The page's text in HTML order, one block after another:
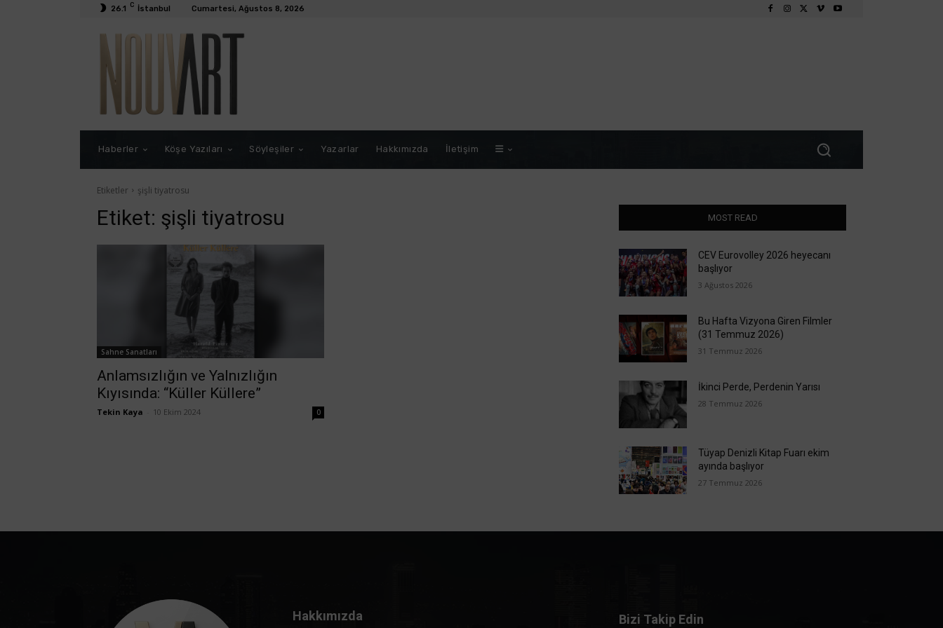
26.1 C İstanbul Cumartesi, Ağustos 8, 2026
Haberler Köşe Yazıları Söyleşiler Yazarlar Hakkımızda İletişim
Etiketler şişli tiyatrosu
Etiket: şişli tiyatrosu
Sahne Sanatları
Anlamsızlığın ve Yalnızlığın
Kıyısında: “Küller Küllere”
Tekin Kaya 10 Ekim 2024 0
MOST READ
CEV Eurovolley 2026 heyecanı
başlıyor
3 Ağustos 2026
Bu Hafta Vizyona Giren Filmler
(31 Temmuz 2026)
31 Temmuz 2026
İkinci Perde, Perdenin Yarısı
28 Temmuz 2026
Tüyap Denizli Kitap Fuarı ekim
ayında başlıyor
27 Temmuz 2026
Hakkımızda Bizi Takip Edin